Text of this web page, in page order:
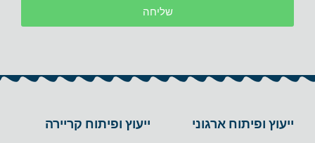
שליחה
ייעוץ ופיתוח ארגוני ייעוץ ופיתוח קריירה